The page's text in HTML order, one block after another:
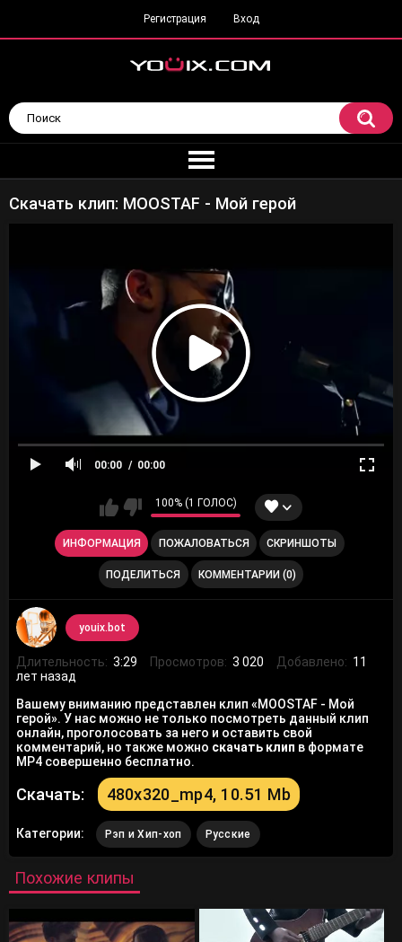
Регистрация Вход
Скачать клип: MOOSTAF - Мой герой
00:00 00:00
100% (1 ГОЛОС)
ИНФОРМАЦИЯ ПОЖАЛОВАТЬСЯ СКРИНШОТЫ
ПОДЕЛИТЬСЯ КОММЕНТАРИИ (0)
youix.bot
Длительность: 3:29 Просмотров: 3 020 Добавлено: 11
лет назад
Вашему вниманию представлен клип «MOOSTAF - Мой
герой». У нас можно не только посмотреть данный клип
онлайн, проголосовать за него и оставить свой
комментарий, но также можно скачать клип в формате
MP4 совершенно бесплатно.
Скачать: 480x320_mp4, 10.51 Mb
Категории: Рэп и Хип-хоп Русские
Похожие клипы